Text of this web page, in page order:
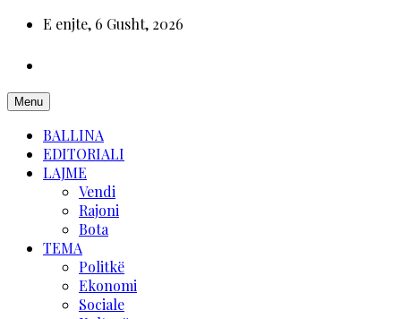
E enjte, 6 Gusht, 2026
Menu
BALLINA
EDITORIALI
LAJME
Vendi
Rajoni
Bota
TEMA
Politkë
Ekonomi
Sociale